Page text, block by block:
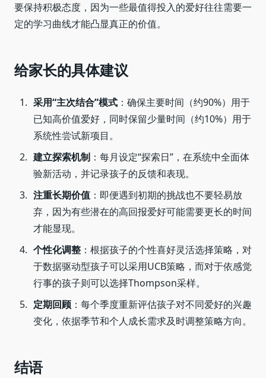
要保持积极态度，因为一些最值得投入的爱好往往需要一
定的学习曲线才能凸显真正的价值。
给家长的具体建议
采用“主次结合”模式 ：确保主要时间（约90%）用于
已知高价值爱好，同时保留少量时间（约10%）用于
系统性尝试新项目。
建立探索机制 ：每月设定“探索日”，在系统中全面体
验新活动，并记录孩子的反馈和表现。
注重长期价值 ：即便遇到初期的挑战也不要轻易放
弃，因为有些潜在的高回报爱好可能需要更长的时间
才能显现。
个性化调整 ：根据孩子的个性喜好灵活选择策略，对
于数据驱动型孩子可以采用UCB策略，而对于依感觉
行事的孩子则可以选择Thompson采样。
定期回顾 ：每个季度重新评估孩子对不同爱好的兴趣
变化，依据季节和个人成长需求及时调整策略方向。
结语